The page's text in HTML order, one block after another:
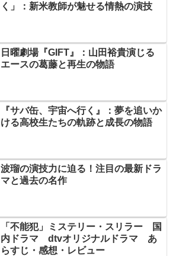
く」：新米教師が魅せる情熱の演技
日曜劇場『GIFT』：山田裕貴演じる
エースの葛藤と再生の物語
『サバ缶、宇宙へ行く』：夢を追いか
ける高校生たちの軌跡と成長の物語
波瑠の演技力に迫る！注目の最新ドラ
マと過去の名作
「不能犯」ミステリー・スリラー 国
内ドラマ dtvオリジナルドラマ あ
らすじ・感想・レビュー